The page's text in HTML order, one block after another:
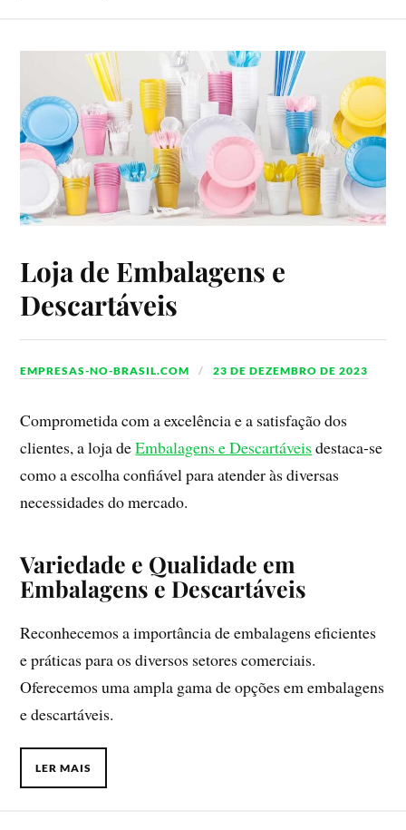
Loja de Embalagens e
Descartáveis
EMPRESAS-NO-BRASIL.COM 23 DE DEZEMBRO DE 2023
Comprometida com a excelência e a satisfação dos
clientes, a loja deEmbalagens e Descartáveisdestaca-se
como a escolha confiável para atender às diversas
necessidades do mercado.
Variedade e Qualidade em
Embalagens e Descartáveis
Reconhecemos a importância de embalagens eficientes
e práticas para os diversos setores comerciais.
Oferecemos uma ampla gama de opções em embalagens
e descartáveis.
LER MAIS